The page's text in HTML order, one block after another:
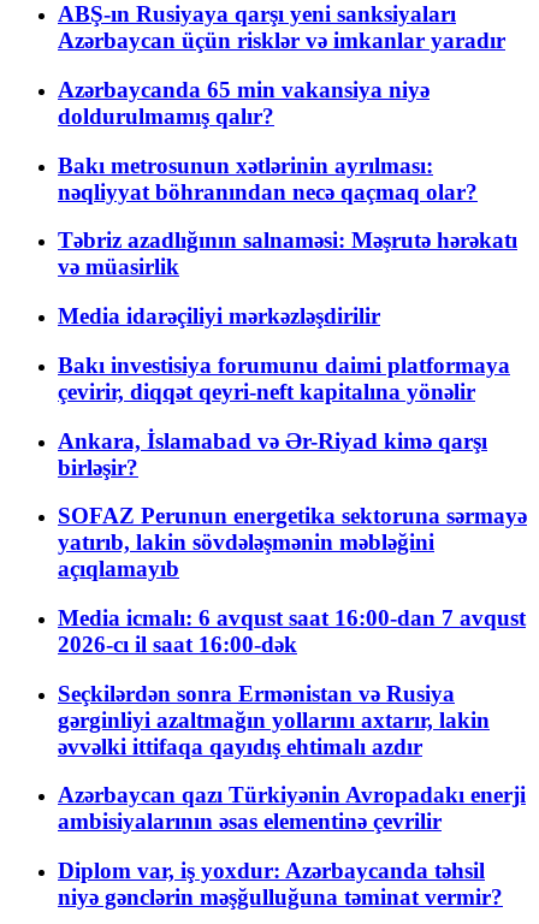
ABŞ-ın Rusiyaya qarşı yeni sanksiyaları
Azərbaycan üçün risklər və imkanlar yaradır
Azərbaycanda 65 min vakansiya niyə
doldurulmamış qalır?
Bakı metrosunun xətlərinin ayrılması:
nəqliyyat böhranından necə qaçmaq olar?
Təbriz azadlığının salnaməsi: Məşrutə hərəkatı
və müasirlik
Media idarəçiliyi mərkəzləşdirilir
Bakı investisiya forumunu daimi platformaya
çevirir, diqqət qeyri-neft kapitalına yönəlir
Ankara, İslamabad və Ər-Riyad kimə qarşı
birləşir?
SOFAZ Perunun energetika sektoruna sərmayə
yatırıb, lakin sövdələşmənin məbləğini
açıqlamayıb
Media icmalı: 6 avqust saat 16:00-dan 7 avqust
2026-cı il saat 16:00-dək
Seçkilərdən sonra Ermənistan və Rusiya
gərginliyi azaltmağın yollarını axtarır, lakin
əvvəlki ittifaqa qayıdış ehtimalı azdır
Azərbaycan qazı Türkiyənin Avropadakı enerji
ambisiyalarının əsas elementinə çevrilir
Diplom var, iş yoxdur: Azərbaycanda təhsil
niyə gənclərin məşğulluğuna təminat vermir?